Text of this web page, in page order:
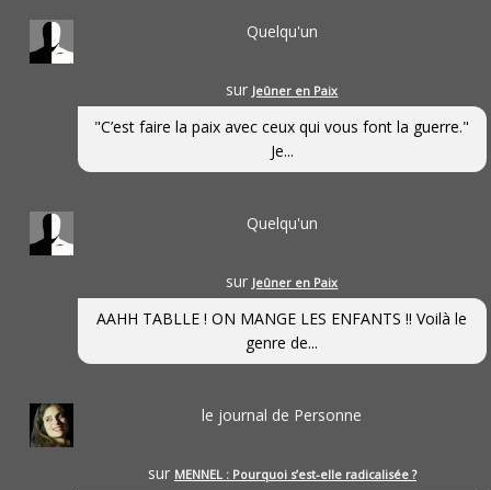
Quelqu'un
sur Jeûner en Paix
"C’est faire la paix avec ceux qui vous font la guerre."
Je...
Quelqu'un
sur Jeûner en Paix
AAHH TABLLE ! ON MANGE LES ENFANTS !! Voilà le
genre de...
le journal de Personne
sur MENNEL : Pourquoi s’est-elle radicalisée ?